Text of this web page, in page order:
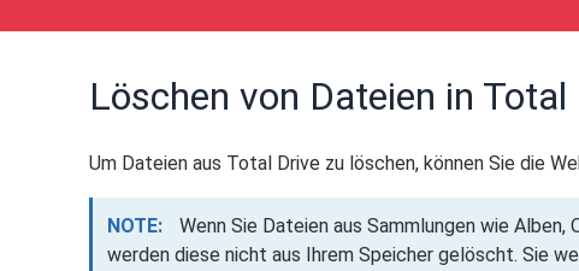
Löschen von Dateien in Total
Um Dateien aus Total Drive zu löschen, können Sie die
NOTE:
Wenn Sie Dateien aus Sammlungen wie
werden diese nicht aus Ihrem Speicher gelöscht. Sie